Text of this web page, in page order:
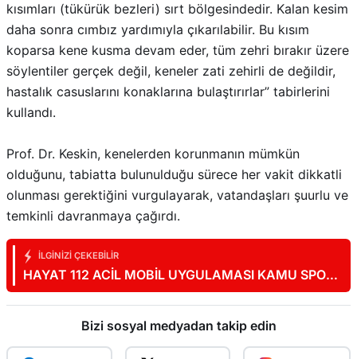
kısımları (tükürük bezleri) sırt bölgesindedir. Kalan kesim
daha sonra cımbız yardımıyla çıkarılabilir. Bu kısım
koparsa kene kusma devam eder, tüm zehri bırakır üzere
söylentiler gerçek değil, keneler zati zehirli de değildir,
hastalık casuslarını konaklarına bulaştırırlar” tabirlerini
kullandı.
Prof. Dr. Keskin, kenelerden korunmanın mümkün
olduğunu, tabiatta bulunulduğu sürece her vakit dikkatli
olunması gerektiğini vurgulayarak, vatandaşları şuurlu ve
temkinli davranmaya çağırdı.
İLGINIZI ÇEKEBILIR
HAYAT 112 ACİL MOBİL UYGULAMASI KAMU SPOTU
YAYINDA
Bizi sosyal medyadan takip edin